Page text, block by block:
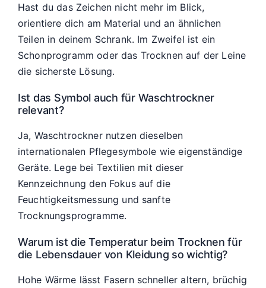
Hast du das Zeichen nicht mehr im Blick,
orientiere dich am Material und an ähnlichen
Teilen in deinem Schrank. Im Zweifel ist ein
Schonprogramm oder das Trocknen auf der Leine
die sicherste Lösung.
Ist das Symbol auch für Waschtrockner
relevant?
Ja, Waschtrockner nutzen dieselben
internationalen Pflegesymbole wie eigenständige
Geräte. Lege bei Textilien mit dieser
Kennzeichnung den Fokus auf die
Feuchtigkeitsmessung und sanfte
Trocknungsprogramme.
Warum ist die Temperatur beim Trocknen für
die Lebensdauer von Kleidung so wichtig?
Hohe Wärme lässt Fasern schneller altern, brüchig